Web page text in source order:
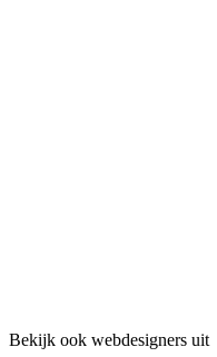
Bekijk ook webdesigners uit